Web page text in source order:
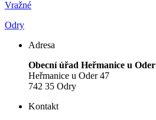
Vražné
Odry
Adresa
Obecní úřad Heřmanice u Oder
Heřmanice u Oder 47
742 35 Odry
Kontakt